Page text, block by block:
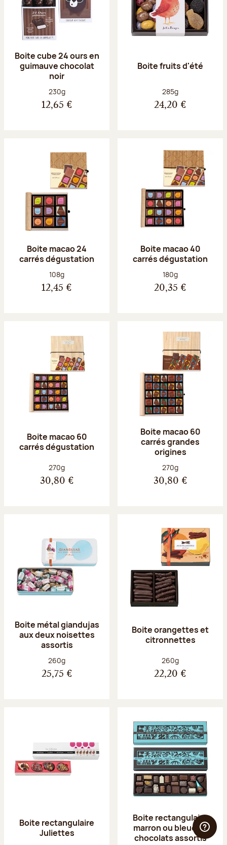
Boite cube 24 ours en
guimauve chocolat
noir
Poids net :
230g
12,65 €
Boite fruits d'été
Poids net :
285g
24,20 €
Boite macao 24
carrés dégustation
Poids net :
108g
12,45 €
Boite macao 40
carrés dégustation
Poids net :
180g
20,35 €
Boite macao 60
carrés dégustation
Poids net :
270g
30,80 €
Boite macao 60
carrés grandes
origines
Poids net :
270g
30,80 €
Boite métal giandujas
aux deux noisettes
assortis
Poids net :
260g
25,75 €
Boite orangettes et
citronnettes
Poids net :
260g
22,20 €
Boite rectangulaire
Juliettes
Boite rectangulaire
marron ou bleue 23
chocolats assortis